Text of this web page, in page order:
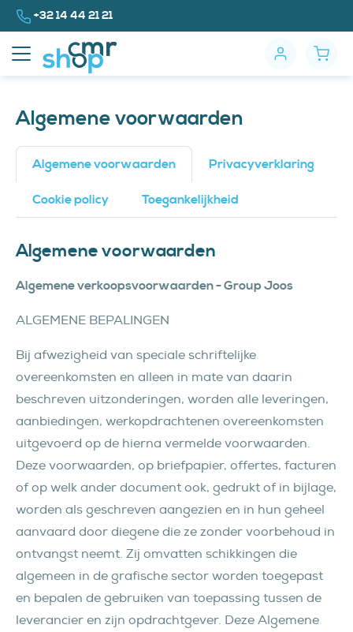
Naar inhoud
Bel ons op
+32 14 44 21 21
Algemene voorwaarden
Algemene voorwaarden Privacyverklaring
Cookie policy Toegankelijkheid
Algemene voorwaarden
Algemene verkoopsvoorwaarden - Group Joos
ALGEMENE BEPALINGEN
Bij afwezigheid van speciale schriftelijke
overeenkomsten en alleen in mate van daarin
beschreven uitzonderingen, worden alle leveringen,
aanbiedingen, werkopdrachtenen overeenkomsten
uitgevoerd op de hierna vermelde voorwaarden.
Deze voorwaarden, op briefpapier, offertes, facturen
of op welk ander document ook, gedrukt of in bijlage,
worden als geschreven aangezien en in hun geheel
aanvaard door diegene die ze zonder voorbehoud in
ontvangst neemt. Zij omvatten schikkingen die
algemeen in de grafische sector worden toegepast
en bepalen de gebruiken van toepassing tussen de
leverancier en zijn opdrachtgever. Deze Algemene